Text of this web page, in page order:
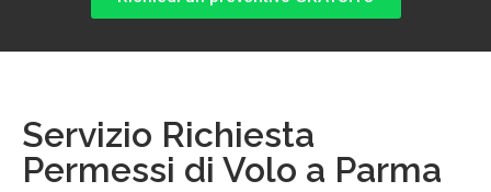
Servizio Richiesta
Permessi di Volo a Parma